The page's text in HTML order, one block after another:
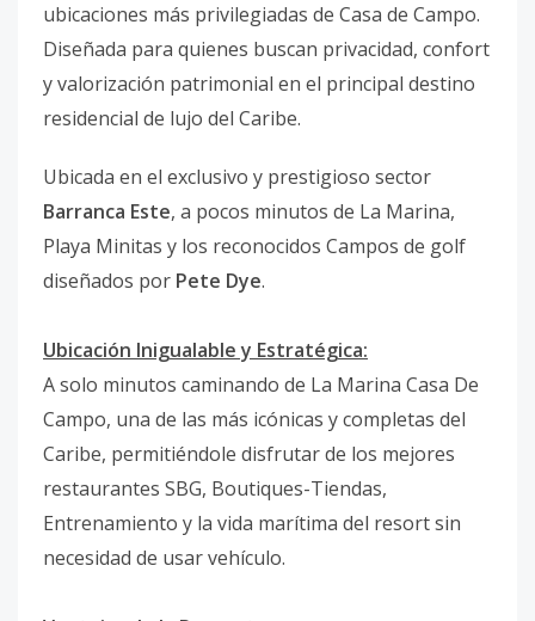
ubicaciones más privilegiadas de Casa de Campo.
Diseñada para quienes buscan privacidad, confort
y valorización patrimonial en el principal destino
residencial de lujo del Caribe.
Ubicada en el exclusivo y prestigioso sector
Barranca Este, a pocos minutos de La Marina,
Playa Minitas y los reconocidos Campos de golf
diseñados por Pete Dye.
Ubicación Inigualable y Estratégica:
A solo minutos caminando de La Marina Casa De
Campo, una de las más icónicas y completas del
Caribe, permitiéndole disfrutar de los mejores
restaurantes SBG, Boutiques-Tiendas,
Entrenamiento y la vida marítima del resort sin
necesidad de usar vehículo.